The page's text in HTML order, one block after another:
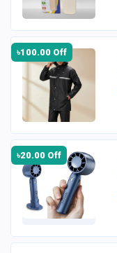
৳100.00 Off
৳20.00 Off